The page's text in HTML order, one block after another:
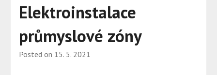
Elektroinstalace
průmyslové zóny
Posted on 15. 5. 2021